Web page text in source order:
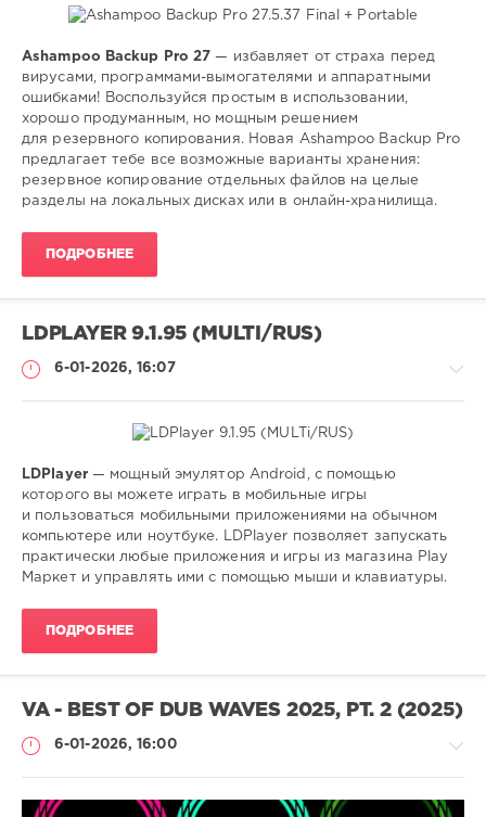
SamDel
0
резервное,
файлов,
системы
Ashampoo Backup Pro 27 — избавляет от страха перед
вирусами, программами-вымогателями и аппаратными
ошибками! Воспользуйся простым в использовании,
хорошо продуманным, но мощным решением
для резервного копирования. Новая Ashampoo Backup Pro
предлагает тебе все возможные варианты хранения:
резервное копирование отдельных файлов на целые
разделы на локальных дисках или в онлайн-хранилища.
ПОДРОБНЕЕ
LDPLAYER 9.1.95 (MULTI/RUS)
6-01-2026, 16:07
SamDel
эмуляторов
windows,
системы,
LDPlayer— мощный эмулятор Android, с помощью
которого вы можете играть в мобильные игры
и пользоваться мобильными приложениями на обычном
компьютере или ноутбуке. LDPlayer позволяет запускать
практически любые приложения и игры из магазина Play
Маркет и управлять ими с помощью мыши и клавиатуры.
ПОДРОБНЕЕ
VA - BEST OF DUB WAVES 2025, PT. 2 (2025)
6-01-2026, 16:00